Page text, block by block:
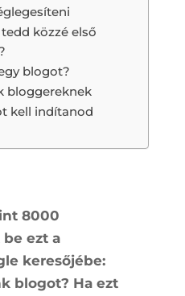
közzé első
blogot?
bloggereknek
kell indítanod
8000
ezt a
keresőjébe:
blogot? Ha ezt